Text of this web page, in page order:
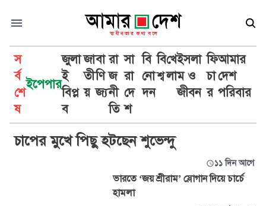
স
র্ব
শে
ষ
ইপেপার
জুলা
ই
বিপ্ল
ব
জা
তী
য়
বা
ণি
জ্য
রা
জ
নী
তি
সা
রা
দে
শ
বি
নো
দন
বি
শ্ব
খে
লা
ইসলা
ম ও
জীবন
ফি
চা
র
আমার
দেশ
পরিবার
পশ্চিমবঙ্গ
চাপের মুখে পিছু হটছেন শুভেন্দু
১১ দিন আগে
ভারতে ‘জয় শ্রীরাম’ স্লোগান দিয়ে চার্চে
হামলা